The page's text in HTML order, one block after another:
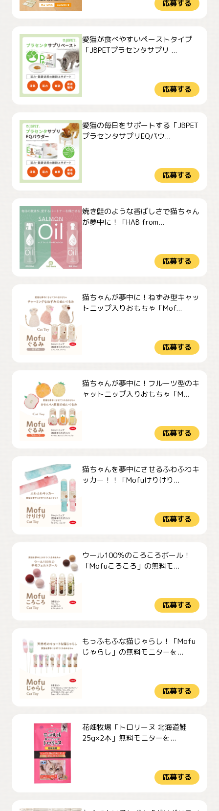
応募する
愛猫が食べやすいペーストタイプ
「JBPETプラセンタサプリ ...
応募する
愛猫の毎日をサポートする「JBPET
プラセンタサプリEQパウ...
応募する
焼き鮭のような香ばしさで猫ちゃん
が夢中に！「HAB from...
応募する
猫ちゃんが夢中に！ねずみ型キャッ
トニップ入りおもちゃ「Mof...
応募する
猫ちゃんが夢中に！フルーツ型のキ
ャットニップ入りおもちゃ「M...
応募する
猫ちゃんを夢中にさせるふわふわキ
ッカー！！「Mofuけりけり...
応募する
ウール100％のころころボール！
「Mofuころころ」の無料モ...
応募する
もっふもふな猫じゃらし！「Mofu
じゃらし」の無料モニターを...
応募する
花畑牧場「トロリーヌ 北海道鮭
25g×2本」無料モニターを...
応募する